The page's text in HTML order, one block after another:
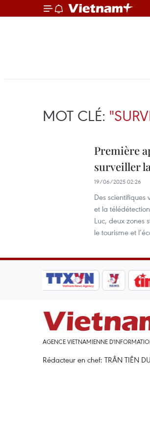
MOT CLÉ:
Première
surveiller
19/06/2025 02:26
Des
et la
Luc, deux zones
le tourisme et
AGENCE VIETNAMIENNE
Rédacteur en chef: TRÂN TIÊN